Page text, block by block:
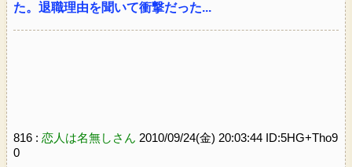
た。退職理由を聞いて衝撃だった...
816 : 恋人は名無しさん 2010/09/24(金) 20:03:44 ID:5HG+Tho9
0